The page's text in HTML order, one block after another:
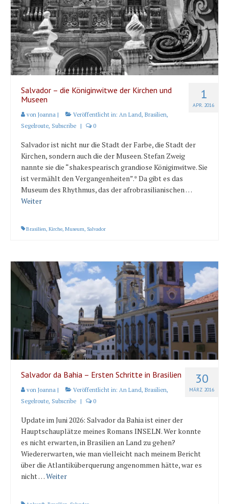
1
APR. 2016
Salvador – die Königinwitwe der Kirchen und
Museen
von Joanna | Veröffentlicht in: An Land, Brasilien,
Segelroute, Subscribe | 0
Salvador ist nicht nur die Stadt der Farbe, die Stadt der
Kirchen, sondern auch die der Museen. Stefan Zweig
nannte sie die “shakespearisch grandiose Königinwitwe. Sie
ist vermählt den Vergangenheiten”.* Da gibt es das
Museum des Rhythmus, das der afrobrasilianischen …
Weiter
Brasilien, Kirche, Museum, Salvador
30
MÄRZ 2016
Salvador da Bahia – Ersten Schritte in Brasilien
von Joanna | Veröffentlicht in: An Land, Brasilien,
Segelroute, Subscribe | 0
Update im Juni 2026: Salvador da Bahia ist einer der
Hauptschauplätze meines Romans INSELN. Wer konnte
es nicht erwarten, in Brasilien an Land zu gehen?
Wiedererwarten, wie man vielleicht nach meinem Bericht
über die Atlantiküberquerung angenommen hätte, war es
nicht …Weiter